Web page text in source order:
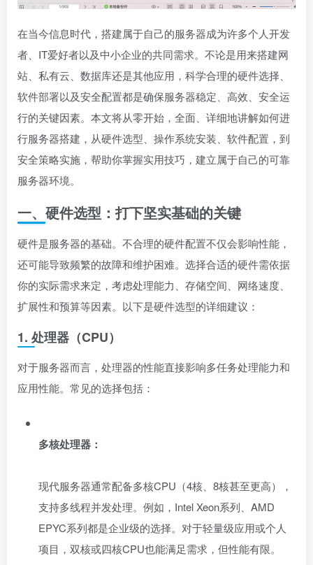
在当今信息时代，搭建属于自己的服务器成为许多个人开发
者、IT爱好者以及中小企业的共同需求。不论是用来搭建网
站、私有云、数据库还是其他应用，科学合理的硬件选择、
软件部署以及安全配置都是确保服务器稳定、高效、安全运
行的关键因素。本文将从零开始，全面、详细地讲解如何进
行服务器搭建，从硬件选型、操作系统安装、软件配置，到
安全策略实施，帮助你掌握实用技巧，建立属于自己的可靠
服务器环境。
一、硬件选型：打下坚实基础的关键
硬件是服务器的基础。不合理的硬件配置不仅会影响性能，
还可能导致频繁的故障和维护困难。选择合适的硬件需依据
你的实际需求来定，考虑处理能力、存储空间、网络速度、
扩展性和预算等因素。以下是硬件选型的详细建议：
1. 处理器（CPU）
对于服务器而言，处理器的性能直接影响多任务处理能力和
应用性能。常见的选择包括：
多核处理器：
现代服务器通常配备多核CPU（4核、8核甚至更高），
支持多线程并发处理。例如，Intel Xeon系列、AMD
EPYC系列都是企业级的选择。对于轻量级应用或个人
项目，双核或四核CPU也能满足需求，但性能有限。